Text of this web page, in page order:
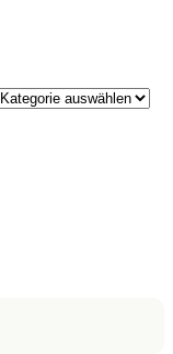
Kategorien